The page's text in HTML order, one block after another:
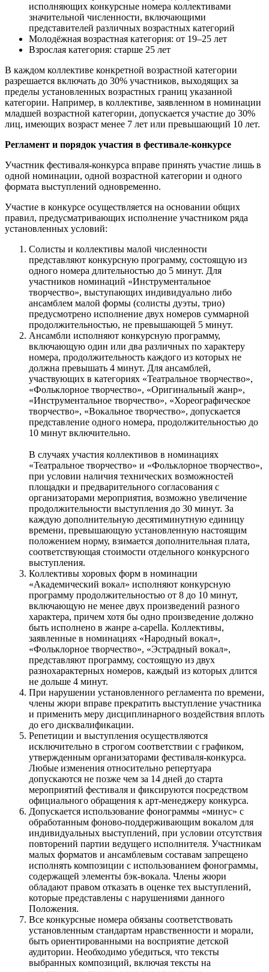
исполняющих конкурсные номера коллективами
значительной численности, включающими
представителей различных возрастных категорий
Молодёжная возрастная категория: от 19–25 лет
Взрослая категория: старше 25 лет
В каждом коллективе конкретной возрастной категории
разрешается включать до 30% участников, выходящих за
пределы установленных возрастных границ указанной
категории. Например, в коллективе, заявленном в номинации
младшей возрастной категории, допускается участие до 30%
лиц, имеющих возраст менее 7 лет или превышающий 10 лет.
Регламент и порядок участия в фестивале-конкурсе
Участник фестиваля-конкурса вправе принять участие лишь в
одной номинации, одной возрастной категории и одного
формата выступлений одновременно.
Участие в конкурсе осуществляется на основании общих
правил, предусматривающих исполнение участником ряда
установленных условий:
Солисты и коллективы малой численности
представляют конкурсную программу, состоящую из
одного номера длительностью до 5 минут. Для
участников номинаций «Инструментальное
творчество», выступающих индивидуально либо
ансамблем малой формы (солисты дуэты, трио)
предусмотрено исполнение двух номеров суммарной
продолжительностью, не превышающей 5 минут.
Ансамбли исполняют конкурсную программу,
включающую один или два различных по характеру
номера, продолжительность каждого из которых не
должна превышать 4 минут. Для ансамблей,
участвующих в категориях «Театральное творчество»,
«Фольклорное творчество», «Оригинальный жанр»,
«Инструментальное творчество», «Хореографическое
творчество», «Вокальное творчество», допускается
представление одного номера, продолжительностью до
10 минут включительно.
В случаях участия коллективов в номинациях
«Театральное творчество» и «Фольклорное творчество»,
при условии наличия технических возможностей
площадки и предварительного согласования с
организаторами мероприятия, возможно увеличение
продолжительности выступления до 30 минут. За
каждую дополнительную десятиминутную единицу
времени, превышающую установленную настоящим
положением норму, взимается дополнительная плата,
соответствующая стоимости отдельного конкурсного
выступления.
Коллективы хоровых форм в номинации
«Академический вокал» исполняют конкурсную
программу продолжительностью от 8 до 10 минут,
включающую не менее двух произведений разного
характера, причем хотя бы одно произведение должно
быть исполнено в жанре a-capella. Коллективы,
заявленные в номинациях «Народный вокал»,
«Фольклорное творчество», «Эстрадный вокал»,
представляют программу, состоящую из двух
разнохарактерных номеров, каждый из которых длится
не дольше 4 минут.
При нарушении установленного регламента по времени,
члены жюри вправе прекратить выступление участника
и применить меру дисциплинарного воздействия вплоть
до его дисквалификации.
Репетиции и выступления осуществляются
исключительно в строгом соответствии с графиком,
утвержденным организаторами фестиваля-конкурса.
Любые изменения относительно репертуара
допускаются не позже чем за 14 дней до старта
мероприятий фестиваля и фиксируются посредством
официального обращения к арт-менеджеру конкурса.
Допускается использование фонограммы «минус» с
обработанным фоново-поддерживающим вокалом для
индивидуальных выступлений, при условии отсутствия
повторений партии ведущего исполнителя. Участникам
малых форматов и ансамблевым составам запрещено
исполнять композиции с использованием фонограммы,
содержащей элементы бэк-вокала. Члены жюри
обладают правом отказать в оценке тех выступлений,
которые представлены с нарушениями данного
Положения.
Все конкурсные номера обязаны соответствовать
установленным стандартам нравственности и морали,
быть ориентированными на восприятие детской
аудитории. Необходимо убедиться, что тексты
выбранных композиций, включая тексты на